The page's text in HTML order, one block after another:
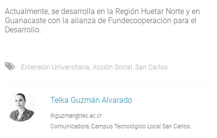
Actualmente, se desarrolla en la Región Huetar Norte y en
Guanacaste con la alianza de Fundecooperación para el
Desarrollo.
Extensión Universitaria Acción Social San Carlos
Telka Guzmán Alvarado
tkguzman@tec.ac.cr
Comunicadora, Campus Tecnológico Local San Carlos.